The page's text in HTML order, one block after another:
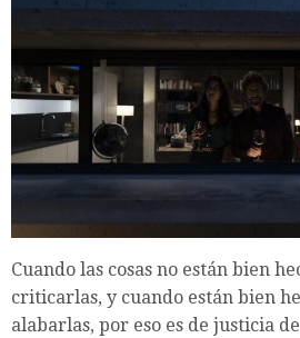
Cuando las cosas no están bien
criticarlas, y cuando están bien
alabarlas, por eso es de justicia